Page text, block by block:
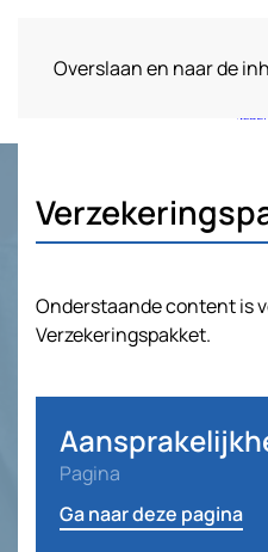
Overslaan en naar de
Onderstaande content is
Verzekeringspakket.
Pagina
Ga naar deze pagina